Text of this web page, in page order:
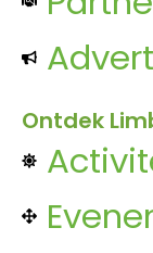
Ontdek